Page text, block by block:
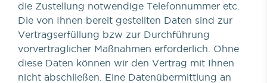
die Zustellung notwendige Telefonnummer etc.
Die von Ihnen bereit gestellten Daten sind zur
Vertragserfüllung bzw zur Durchführung
vorvertraglicher Maßnahmen erforderlich. Ohne
diese Daten können wir den Vertrag mit Ihnen
nicht abschließen. Eine Datenübermittlung an